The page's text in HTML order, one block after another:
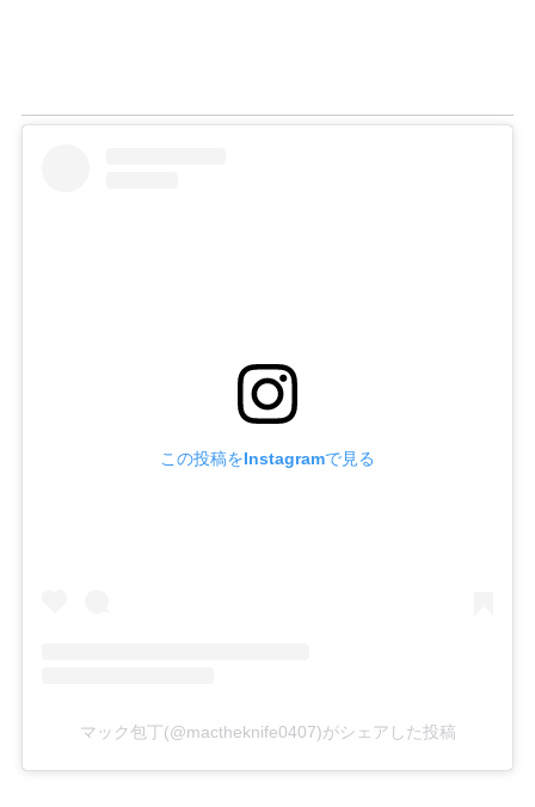
この投稿をInstagramで見る
マック包丁(@mactheknife0407)がシェアした投稿